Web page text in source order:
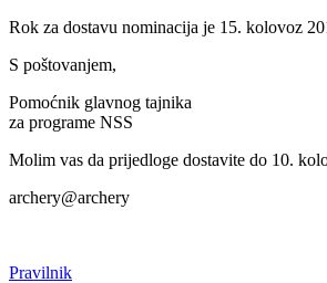
Rok za dostavu nominacija je 15. kolovoz
S poštovanjem,
Pomoćnik glavnog tajnika
za programe NSS
Molim vas da prijedloge dostavite do 10.
archery@archery
Pravilnik